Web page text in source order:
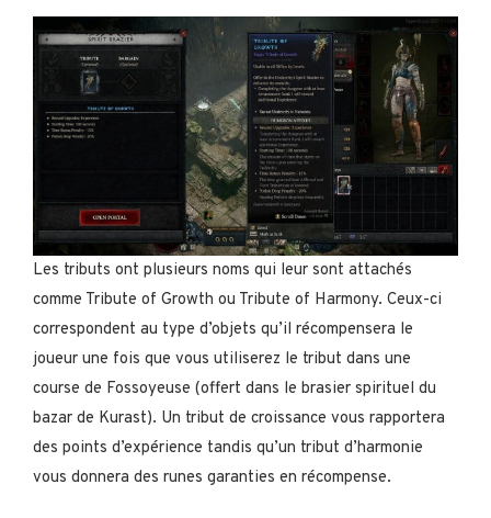
Les tributs ont plusieurs noms qui leur sont attachés
comme Tribute of Growth ou Tribute of Harmony. Ceux-ci
correspondent au type d’objets qu’il récompensera le
joueur une fois que vous utiliserez le tribut dans une
course de Fossoyeuse (offert dans le brasier spirituel du
bazar de Kurast). Un tribut de croissance vous rapportera
des points d’expérience tandis qu’un tribut d’harmonie
vous donnera des runes garanties en récompense.